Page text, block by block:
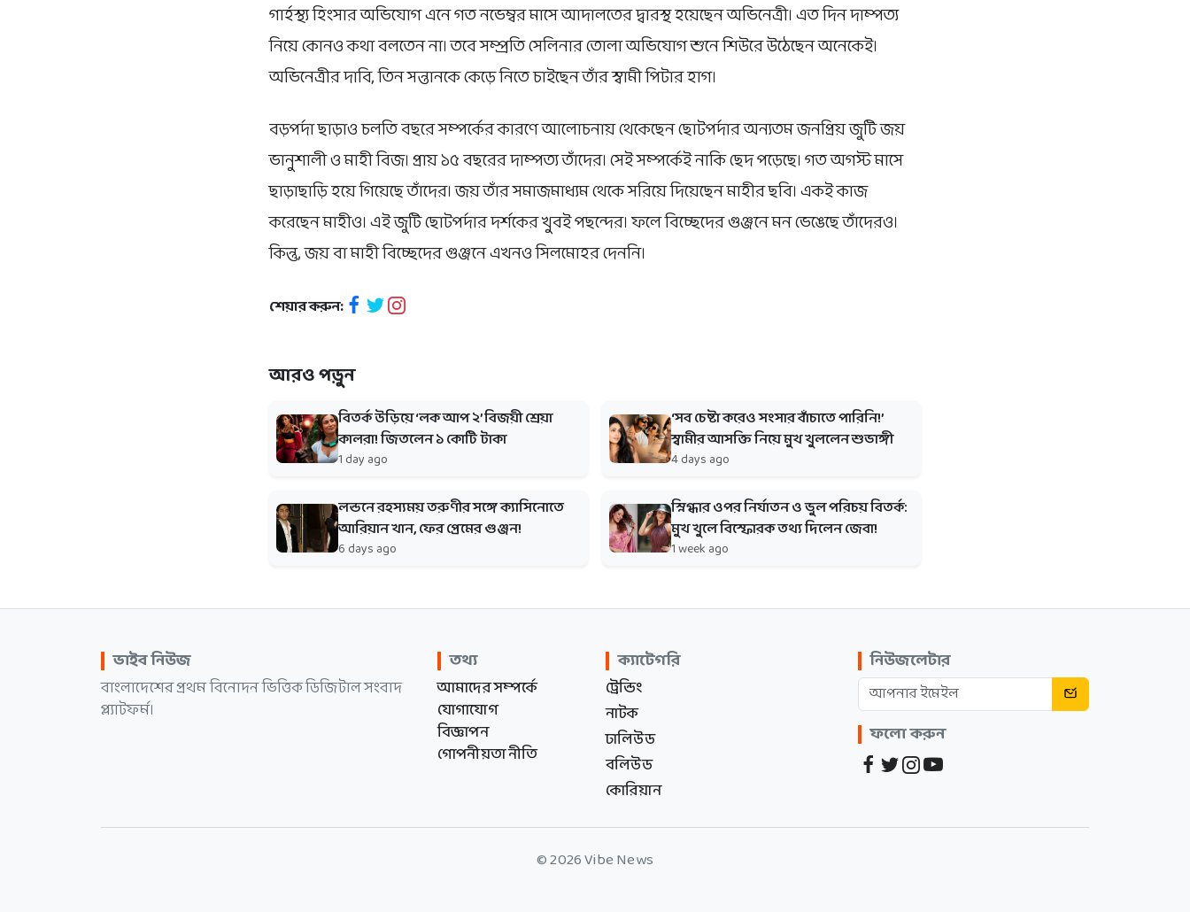
গার্হস্থ্য হিংসার অভিযোগ এনে গত নভেম্বর মাসে আদালতের দ্বারস্থ হয়েছেন অভিনেত্রী। এত দিন দাম্পত্য
নিয়ে কোনও কথা বলতেন না। তবে সম্প্রতি সেলিনার তোলা অভিযোগ শুনে শিউরে উঠেছেন অনেকেই।
অভিনেত্রীর দাবি, তিন সন্তানকে কেড়ে নিতে চাইছেন তাঁর স্বামী পিটার হাগ।
বড়পর্দা ছাড়াও চলতি বছরে সম্পর্কের কারণে আলোচনায় থেকেছেন ছোটপর্দার অন্যতম জনপ্রিয় জুটি জয়
ভানুশালী ও মাহী বিজ। প্রায় ১৫ বছরের দাম্পত্য তাঁদের। সেই সম্পর্কেই নাকি ছেদ পড়েছে। গত অগস্ট মাসে
ছাড়াছাড়ি হয়ে গিয়েছে তাঁদের। জয় তাঁর সমাজমাধ্যম থেকে সরিয়ে দিয়েছেন মাহীর ছবি। একই কাজ
করেছেন মাহীও। এই জুটি ছোটপর্দার দর্শকের খুবই পছন্দের। ফলে বিচ্ছেদের গুঞ্জনে মন ভেঙেছে তাঁদেরও।
কিন্তু, জয় বা মাহী বিচ্ছেদের গুঞ্জনে এখনও সিলমোহর দেননি।
শেয়ার করুন:
আরও পড়ুন
বিতর্ক উড়িয়ে ‘লক আপ ২’ বিজয়ী শ্রেয়া
কালরা! জিতলেন ১ কোটি টাকা
1 day ago
‘সব চেষ্টা করেও সংসার বাঁচাতে পারিনি!’
স্বামীর আসক্তি নিয়ে মুখ খুললেন শুভাঙ্গী
4 days ago
লন্ডনে রহস্যময় তরুণীর সঙ্গে ক্যাসিনোতে
আরিয়ান খান, ফের প্রেমের গুঞ্জন!
6 days ago
স্নিগ্ধার ওপর নির্যাতন ও ভুল পরিচয় বিতর্ক:
মুখ খুলে বিস্ফোরক তথ্য দিলেন জেবা!
1 week ago
ভাইব নিউজ
বাংলাদেশের প্রথম বিনোদন ভিত্তিক ডিজিটাল সংবাদ
প্ল্যাটফর্ম।
তথ্য
আমাদের সম্পর্কে
যোগাযোগ
বিজ্ঞাপন
গোপনীয়তা নীতি
ক্যাটেগরি
ট্রেন্ডিং
নাটক
ঢালিউড
বলিউড
কোরিয়ান
নিউজলেটার
ফলো করুন
© 2026 Vibe News